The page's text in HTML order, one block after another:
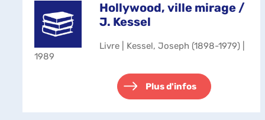
Hollywood, ville mirage /
J. Kessel
Livre | Kessel, Joseph (1898-1979) |
1989
Plus d'infos